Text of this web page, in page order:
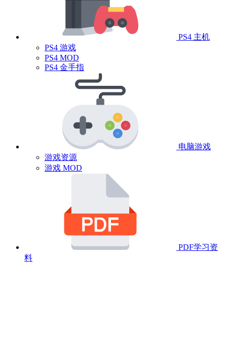
PS4 主机
PS4 游戏
PS4 MOD
PS4 金手指
电脑游戏
游戏资源
游戏 MOD
PDF学习资
料